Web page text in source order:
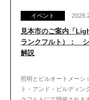
イベント
見本市のご案内「
ランクフルト）：
解説
照明とビルオートメーシ
ト・アンド・ビルディ